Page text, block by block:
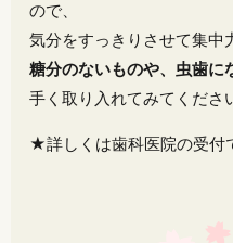
ので、
気分をすっきりさせて集中
糖分のないものや、虫歯に
手く取り入れてみてくださ
★詳しくは歯科医院の受付